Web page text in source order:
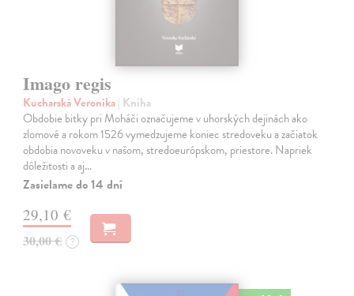
Imago regis
Kucharská Veronika| Kniha
Obdobie bitky pri Moháči označujeme v uhorských dejinách ako
zlomové a rokom 1526 vymedzujeme koniec stredoveku a začiatok
obdobia novoveku v našom, stredoeurópskom, priestore. Napriek
dôležitosti a aj…
Zasielame do 14 dní
29,10 €
30,00 € ?